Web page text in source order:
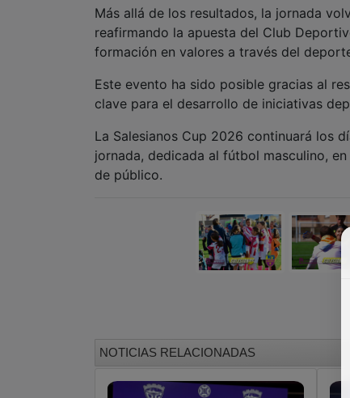
Más allá de los resultados, la jornada
reafirmando la apuesta del Club
formación en valores a través del
Este evento ha sido posible gracias al
clave para el desarrollo de iniciativas
La Salesianos Cup 2026 continuará los
jornada, dedicada al fútbol masculino,
de público.
NOTICIAS RELACIONADAS